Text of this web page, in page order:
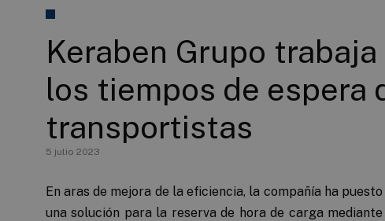
Keraben Grupo
los tiempos de espera
transportistas
5 julio 2023
En aras de mejora de la eficiencia, la compañía ha
una solución para la reserva de hora de carga